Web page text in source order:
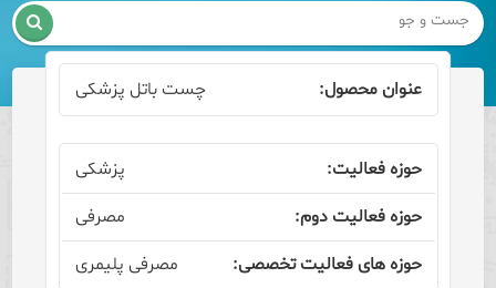

چست باتل پزشکی
پزشکی
مصرفی
مصرفی پلیمری